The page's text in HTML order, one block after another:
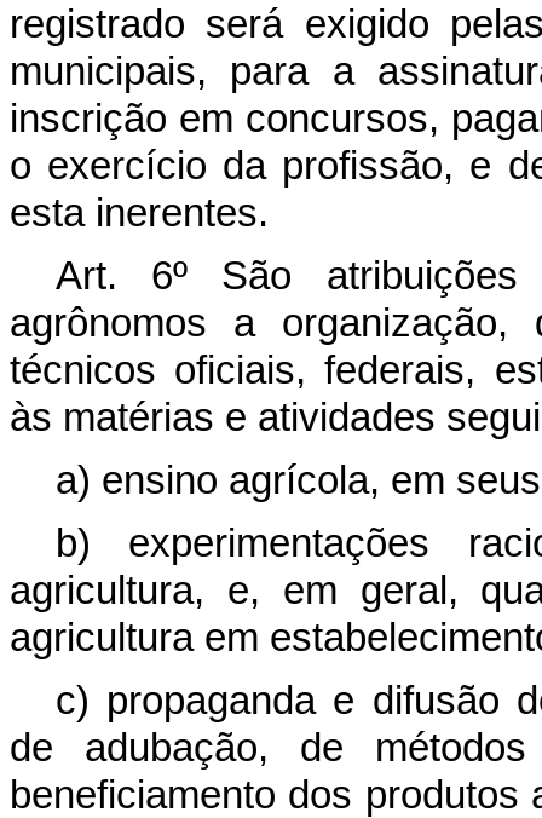
registrado será exigido
municipais, para a
inscrição em concursos,
o exercício da profissão, e
esta inerentes.
Art. 6º São atribuições
agrônomos a
técnicos oficiais, federais,
às matérias e atividades
a) ensino agrícola, em
b) experimentações
agricultura, e, em geral,
agricultura em
c) propaganda e difusão
de adubação, de
beneficiamento dos